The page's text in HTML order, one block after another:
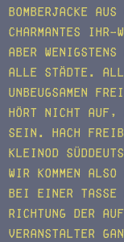
Bomberjacke
charmantes
aber
alle Städte.
unbeugsamen
hört nicht auf,
sein. Hach
Kleinod
Wir kommen
bei einer Tasse
Richtung der
Veranstalter